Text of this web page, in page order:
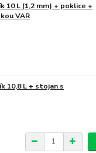
10 L (1,2 mm) + poklice +
VAR
10,8 L + stojan s